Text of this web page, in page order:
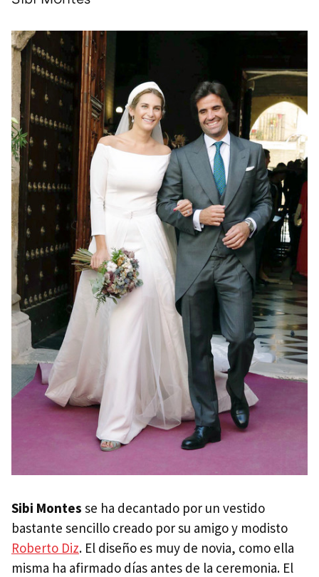
Sibi Montes se ha decantado por un vestido
bastante sencillo creado por su amigo y modisto
Roberto Diz. El diseño es muy de novia, como ella
misma ha afirmado días antes de la ceremonia. El